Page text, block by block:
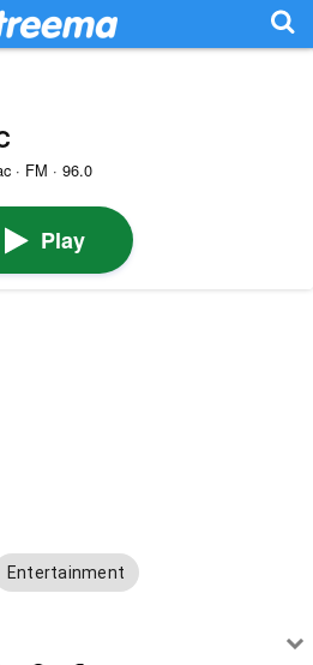
· FM · 96.0
Play
Entertainment